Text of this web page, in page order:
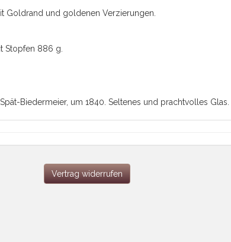
Goldrand und goldenen Verzierungen.
Stopfen 886 g.
Biedermeier, um 1840. Seltenes und prachtvolles Glas.
Vertrag widerrufen